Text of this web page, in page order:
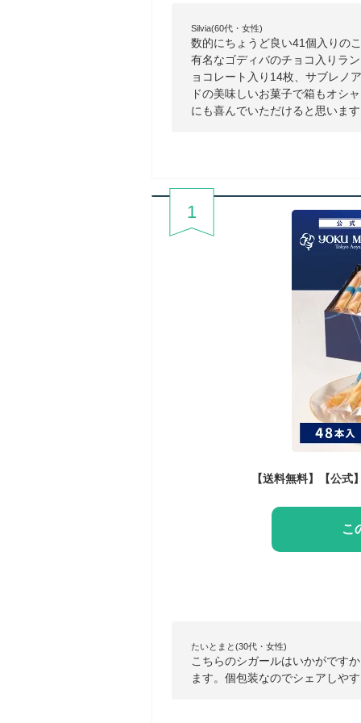
Silvia(60代・女性)
数的にちょうど良い41個入りの
有名なゴディバのチョコ入りラ
ョコレート入り14枚、サブレノ
ドの美味しいお菓子で箱もオシ
にも喜んでいただけると思いま
1
こ
たいとまと(30代・女性)
こちらのシガールはいかがです
ます。個包装なのでシェアしや